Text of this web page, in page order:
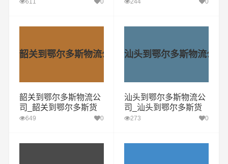
韶关到鄂尔多斯物流公司
韶关到鄂尔多斯物流公
司_韶关到鄂尔多斯货
运专线
649 0
汕头到鄂尔多斯物流公司
汕头到鄂尔多斯物流公
司_汕头到鄂尔多斯货
运专线
273 0